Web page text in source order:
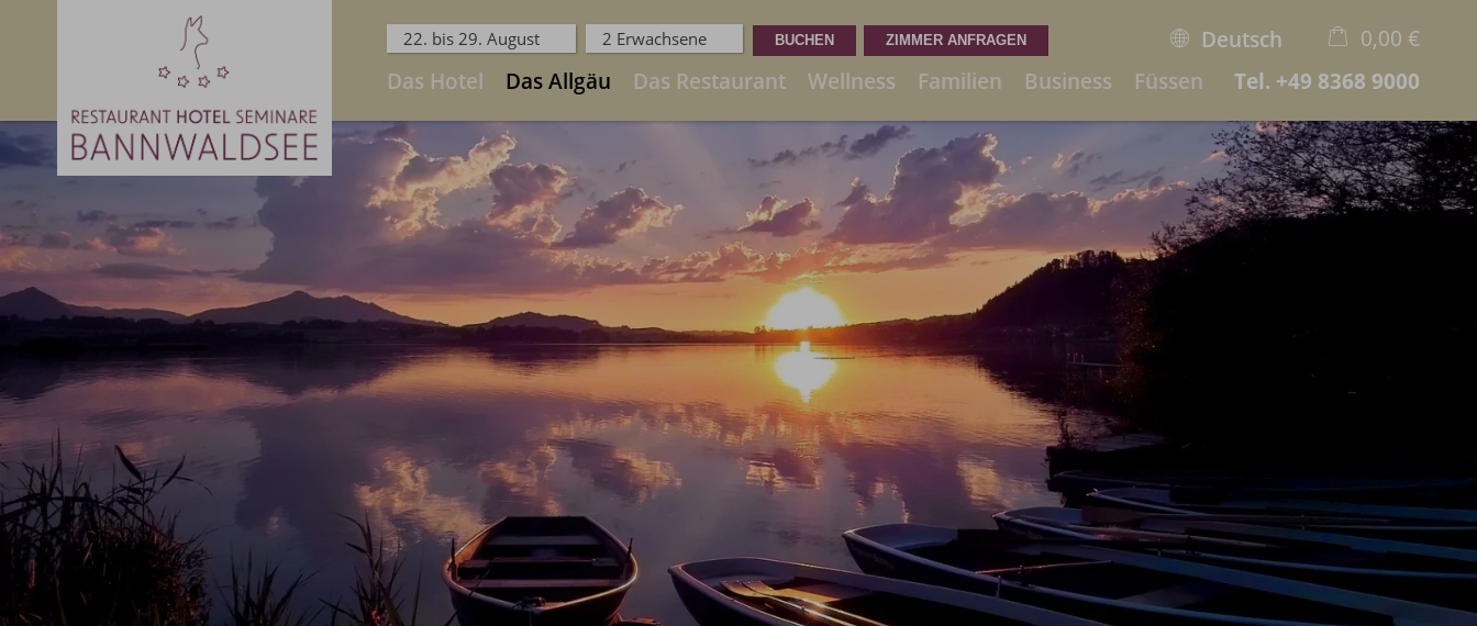
22. bis 29. August 2 Erwachsene
Das Hotel Das Allgäu Das Restaurant Wellness Familien Business Füssen
Deutsch
Tel. +49 8368 9000
0,00 €
×
Warenkorb ist leer